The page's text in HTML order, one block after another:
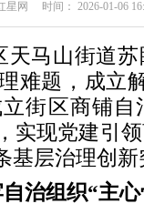
星网 时间： 2026-01-06
天马山街道
难题，成立
街区商铺
实现党建引
基层治理创
治组织“主